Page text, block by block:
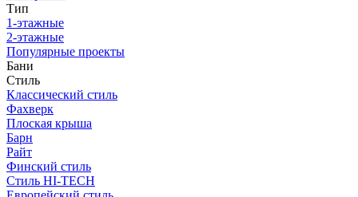
Тип
1-этажные
2-этажные
Популярные проекты
Бани
Стиль
Классический стиль
Фахверк
Плоская крыша
Барн
Райт
Финский стиль
Стиль HI-TECH